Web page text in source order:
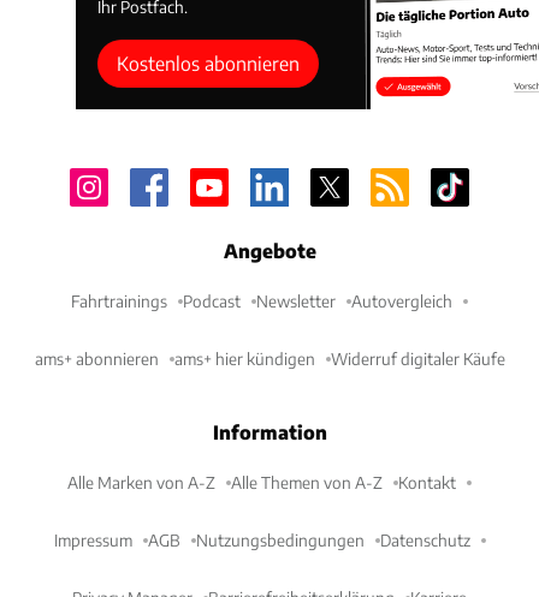
Ihr Postfach.
Kostenlos abonnieren
Angebote
Fahrtrainings Podcast Newsletter Autovergleich
ams+ abonnieren ams+ hier kündigen Widerruf digitaler Käufe
Information
Alle Marken von A-Z Alle Themen von A-Z Kontakt
Impressum AGB Nutzungsbedingungen Datenschutz